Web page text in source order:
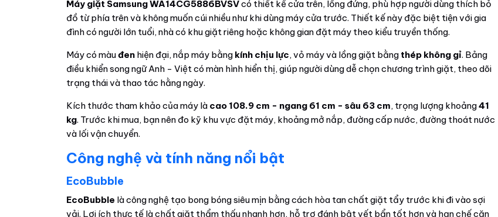
Máy giặt Samsung WA14CG5886BVSVcó thiết kế cửa trên, lồng đứng, phù hợp người dùng thích bỏ
đồ từ phía trên và không muốn cúi nhiều như khi dùng máy cửa trước. Thiết kế này đặc biệt tiện với gia
đình có người lớn tuổi, nhà có khu giặt riêng hoặc không gian đặt máy theo kiểu truyền thống.
Máy có màuđen hiện đại, nắp máy bằng kính chịu lực, vỏ máy và lồng giặt bằng thép không gỉ. Bảng
điều khiển song ngữ Anh - Việt có màn hình hiển thị, giúp người dùng dễ chọn chương trình giặt, theo dõi
trạng thái và thao tác hằng ngày.
Kích thước tham khảo của máy là cao 108.9 cm - ngang 61 cm - sâu 63 cm, trọng lượng khoảng41
kg. Trước khi mua, bạn nên đo kỹ khu vực đặt máy, khoảng mở nắp, đường cấp nước, đường thoát nước
và lối vận chuyển.
Công nghệ và tính năng nổi bật
EcoBubble
EcoBubble là công nghệ tạo bong bóng siêu mịn bằng cách hòa tan chất giặt tẩy trước khi đi vào sợi
vải. Lợi ích thực tế là chất giặt thẩm thấu nhanh hơn, hỗ trợ đánh bật vết bẩn tốt hơn và hạn chế cặn